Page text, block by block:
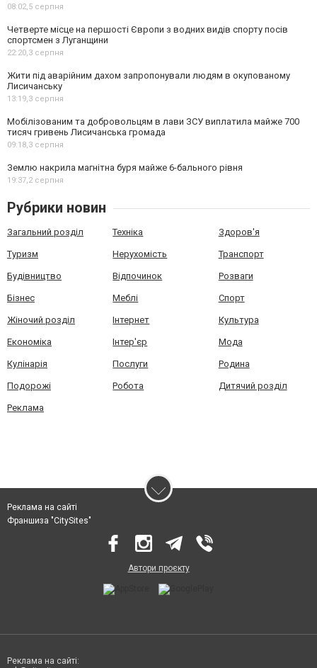
08:02,5 серпня
Четверте місце на першості Європи з водних видів спорту посів
спортсмен з Луганщини
22:20,3 серпня
Жити під аварійним дахом запропонували людям в окупованому
Лисичанську
13:19,3 серпня
Мобілізованим та добровольцям в лави ЗСУ виплатила майже 700
тисяч гривень Лисичанська громада
09:18,3 серпня
Землю накрила магнітна буря майже 6-бального рівня
19:37,2 серпня
Рубрики новин
Загальний розділ Техніка Здоров'я
Туризм Нерухомість Транспорт
Будівництво Відпочинок Розваги
Бізнес Меблі Спорт
Жіночий розділ Інтернет Культура
Економіка Інтер'єр Мода
Кулінарія Послуги Родина
Подорожі Робота Дитячий розділ
Реклама
Реклама на сайті
Франшиза "CitySites"
Автори проєкту
Реклама на сайті: